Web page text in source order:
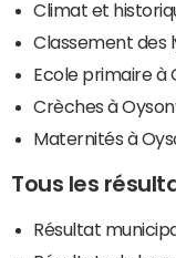
Climat et
Classement des
Ecole primaire à
Crèches à
Maternités à
Tous les
Résultat